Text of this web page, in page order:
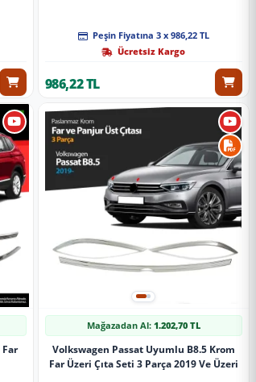
Peşin Fiyatına 3 x 986,22 TL
Ücretsiz Kargo
986,22 TL
Mağazadan Al: 1.202,70 TL
Volkswagen Passat Uyumlu B8.5 Krom
Far Üzeri Çıta Seti 3 Parça 2019 Ve Üzeri